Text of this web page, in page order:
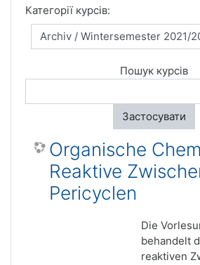
Категорії курсів:
Пошук курсів
Застосувати
Organische
Reaktive
Pericyclen
Die
behandelt
reaktiven